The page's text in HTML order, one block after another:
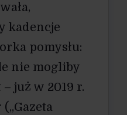
kadencje
pomysłu:
nie mogliby
już w 2019 r.